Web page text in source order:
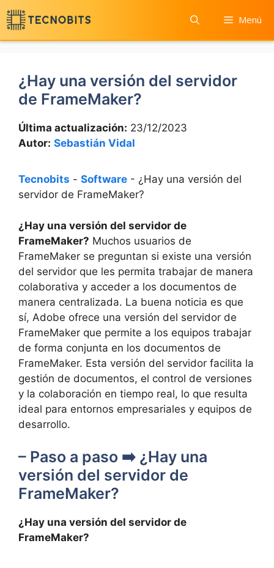
Saltar
al
contenido
Menú
¿Hay una versión del servidor
de FrameMaker?
Última actualización: 23/12/2023
Autor: Sebastián Vidal
Tecnobits - Software - ¿Hay una versión del
servidor de FrameMaker?
¿Hay una versión del servidor de
FrameMaker? Muchos usuarios de
FrameMaker se preguntan si existe una versión
del servidor que les permita trabajar de manera
colaborativa y acceder a los documentos de
manera centralizada. La buena noticia es que
sí, Adobe ofrece una versión del servidor de
FrameMaker que permite a los equipos trabajar
de forma conjunta en los documentos de
FrameMaker. Esta versión del servidor facilita la
gestión de documentos, el control de versiones
y la colaboración en tiempo real, lo que resulta
ideal para entornos empresariales y equipos de
desarrollo.
– Paso a paso ➡️ ¿Hay una
versión del servidor de
FrameMaker?
¿Hay una versión del servidor de
FrameMaker?